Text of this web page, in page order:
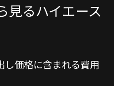
見るハイエース
し価格に含まれる費用